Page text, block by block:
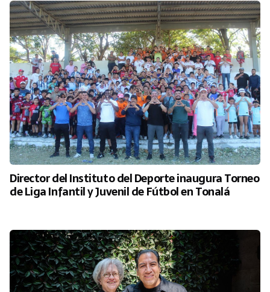
Director del Instituto del Deporte inaugura Torneo
de Liga Infantil y Juvenil de Fútbol en Tonalá